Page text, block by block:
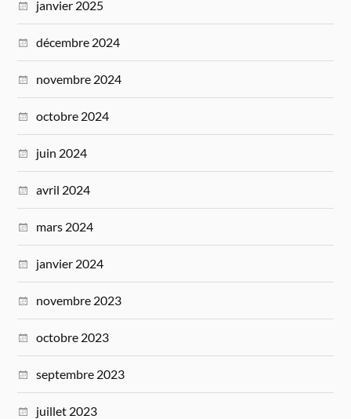
janvier 2025
décembre 2024
novembre 2024
octobre 2024
juin 2024
avril 2024
mars 2024
janvier 2024
novembre 2023
octobre 2023
septembre 2023
juillet 2023